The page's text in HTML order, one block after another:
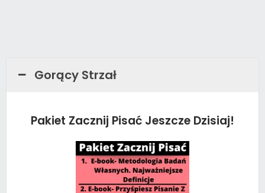
Gorący Strzał
Pakiet Zacznij Pisać Jeszcze Dzisiaj!